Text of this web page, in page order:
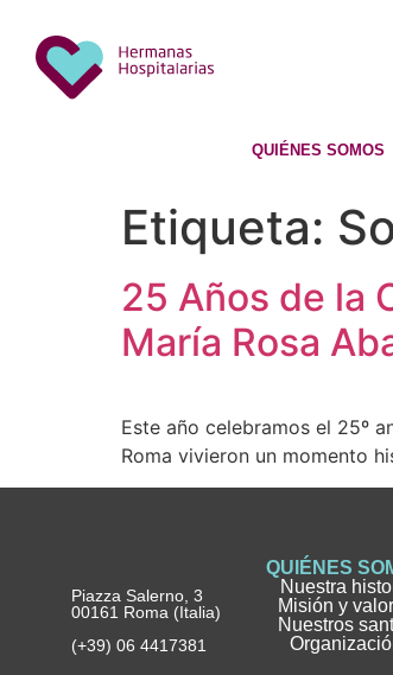
QUIÉNES SOMOS
Etiqueta:
25 Años de la
María Rosa
Este año celebramos el 25º
Roma vivieron un momento
Piazza Salerno, 3
00161 Roma (Italia)
(+39) 06 4417381
QUIÉNES
Nuestra
Misión y
Nuestros